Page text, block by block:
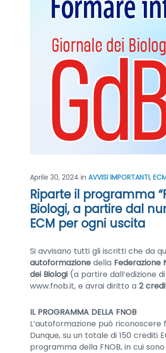
Aprile 30, 2024 in AVVISI IMPORTANTI,
Riparte il programma
Biologi, a partire dal
ECM per ogni uscita
Si avvisano tutti gli iscritti che da
autoformazione della Federazione
dei Biologi (a partire dall’edizione
www.fnob.it, e avrai diritto a 2
IL PROGRAMMA DELLA FNOB
L’autoformazione può
Dunque, su un totale di 150 crediti
programma della FNOB, in cui